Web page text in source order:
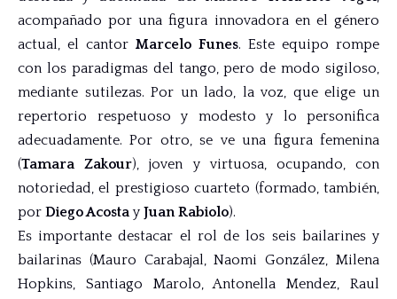
acompañado por una figura innovadora en el género
actual, el cantor Marcelo Funes. Este equipo rompe
con los paradigmas del tango, pero de modo sigiloso,
mediante sutilezas. Por un lado, la voz, que elige un
repertorio respetuoso y modesto y lo personifica
adecuadamente. Por otro, se ve una figura femenina
(Tamara Zakour), joven y virtuosa, ocupando, con
notoriedad, el prestigioso cuarteto (formado, también,
por Diego Acosta y Juan Rabiolo).
Es importante destacar el rol de los seis bailarines y
bailarinas (Mauro Carabajal, Naomi González, Milena
Hopkins, Santiago Marolo, Antonella Mendez, Raul